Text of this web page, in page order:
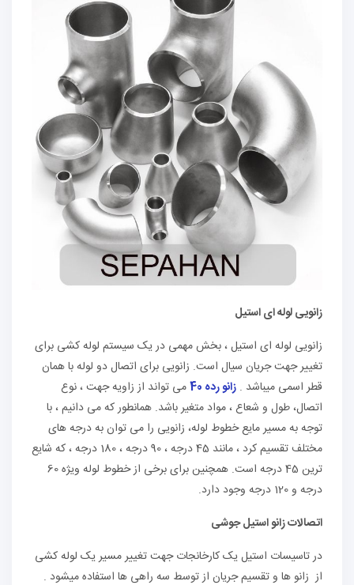
زانویی لوله ای استیل
زانویی لوله ای استیل ، بخش مهمی در یک سیستم لوله کشی برای
تغییر جهت جریان سیال است. زانویی برای اتصال دو لوله با همان
قطر اسمی میباشد . زانو رده 40
می تواند از زاویه جهت ، نوع
اتصال، طول و شعاع ، مواد متغیر باشد. همانطور که می دانیم ، با
توجه به مسیر مایع خطوط لوله، زانویی را می توان به درجه های
مختلف تقسیم کرد ، مانند 45 درجه ، 90 درجه ، 180 درجه ، که شایع
ترین 45 درجه است. همچنین برای برخی از خطوط لوله ویژه 60
درجه و 120 درجه وجود دارد.
اتصالات زانو استیل جوشی
در تاسیسات استیل یک کارخانجات جهت تغییر مسیر یک لوله کشی
از زانو ها و تقسیم جریان از توسط سه راهی ها استفاده میشود .